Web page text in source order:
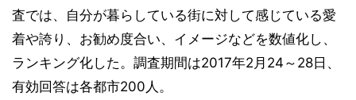
査では、自分が暮らしている街に対して感じている愛
着や誇り、お勧め度合い、イメージなどを数値化し、
ランキング化した。調査期間は2017年2月24～28日、
有効回答は各都市200人。